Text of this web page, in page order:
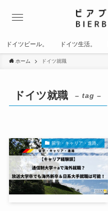
ドイツビール。 ドイツ生活。
ホーム ドイツ就職
ドイツ就職 – tag –
留学・キャリア・進路。